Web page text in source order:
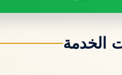
الخدمة